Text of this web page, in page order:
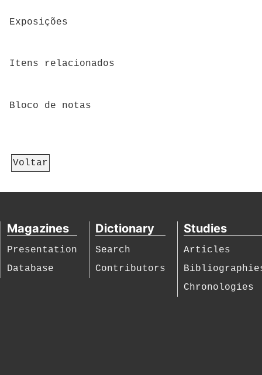
Exposições
Itens relacionados
Bloco de notas
Voltar
Magazines
Presentation
Database
Dictionary
Search
Contributors
Studies
Articles
Chronologies